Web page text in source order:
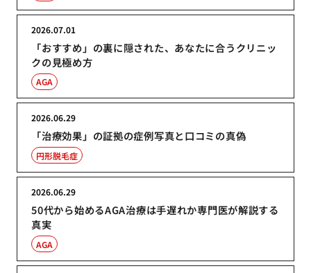
「おすすめ」の裏に隠された、あなたに合うクリニッ
クの見極め方
2026.07.01
AGA
「治療効果」の証拠の症例写真と口コミの真偽
2026.06.29
円形脱毛症
50代から始めるAGA治療は手遅れか専門医が解説する
真実
2026.06.29
AGA